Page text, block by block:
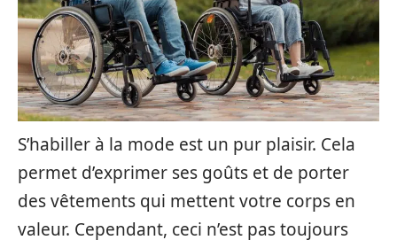
S’habiller à la mode est un pur plaisir. Cela
permet d’exprimer ses goûts et de porter
des vêtements qui mettent votre corps en
valeur. Cependant, ceci n’est pas toujours